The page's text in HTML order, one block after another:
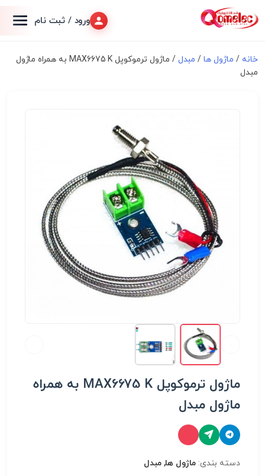
ورود / ثبت نام
خانه / ماژول ها/ مبدل
/ ماژول ترموکوپل MAX6675 K به همراه ماژول
مبدل
ماژول ترموکوپل MAX6675 K به همراه
ماژول مبدل
دسته بندی: ماژول ها, مبدل